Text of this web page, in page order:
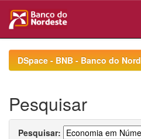
navigationDSpace - BNB - Banco do
Pesquisar
Pesquisar: